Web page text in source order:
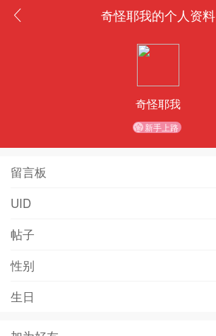
奇怪耶我的个人资料
奇怪耶我
新手上路
留言板
UID
帖子
性别
生日